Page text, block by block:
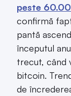
peste
confirmă
pantă
începutul
trecut, când
bitcoin.
de